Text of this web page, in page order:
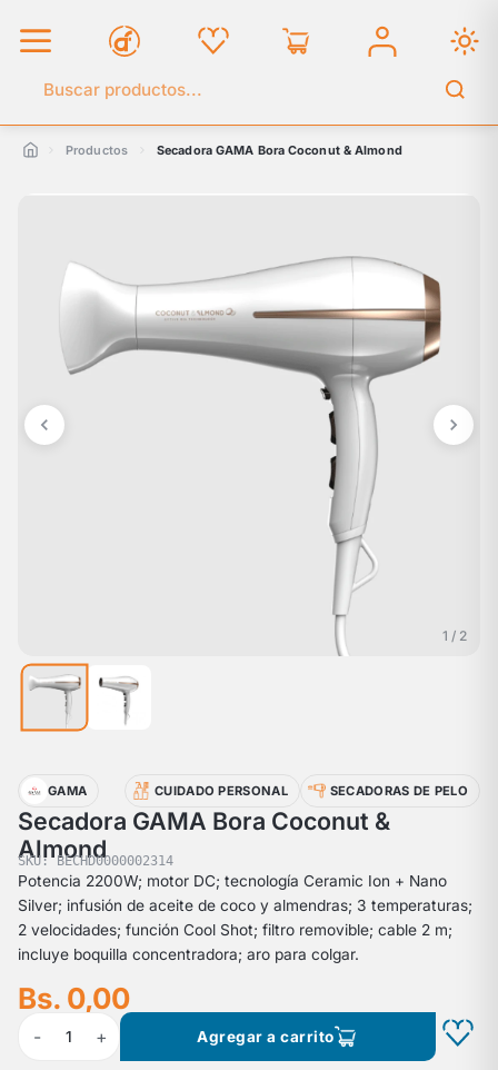
Buscar en el catálogo
Productos Secadora GAMA Bora Coconut & Almond
1 / 2
GAMA CUIDADO PERSONAL SECADORAS DE PELO
Secadora GAMA Bora Coconut &
Almond
SKU: BECHD0000002314
Potencia 2200W; motor DC; tecnología Ceramic Ion + Nano
Silver; infusión de aceite de coco y almendras; 3 temperaturas;
2 velocidades; función Cool Shot; filtro removible; cable 2 m;
incluye boquilla concentradora; aro para colgar.
Bs. 0,00
- 1 + Agregar a carrito